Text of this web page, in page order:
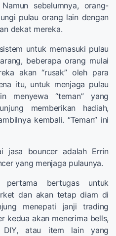
sebelumnya, orang-
pulau orang lain dengan
dekat mereka.
untuk memasuki pulau
beberapa orang mulai
akan “rusak” oleh para
itu, untuk menjaga pulau
menyewa “teman” yang
memberikan hadiah,
kembali. “Teman” ini
jasa bouncer adalah Errin
yang menjaga pulaunya.
pertama bertugas untuk
dan akan tetap diam di
menepati janji trading
kedua akan menerima bells,
atau item lain yang